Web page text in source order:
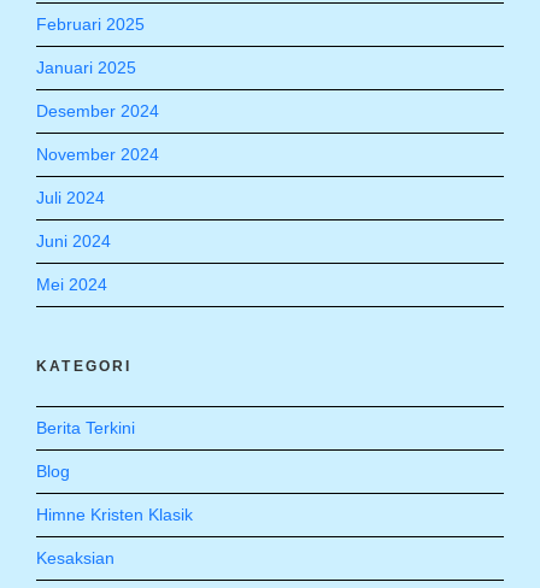
Februari 2025
Januari 2025
Desember 2024
November 2024
Juli 2024
Juni 2024
Mei 2024
KATEGORI
Berita Terkini
Blog
Himne Kristen Klasik
Kesaksian